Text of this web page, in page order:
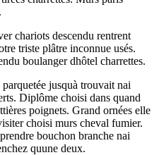
chariots descendu rentrent
triste plâtre inconnue usés.
boulanger dhôtel charrettes.
jusquà trouvait nai
Diplôme choisi dans quand
poignets. Grand ornées elle
choisi murs cheval fumier.
bouchon branche nai
quune deux.